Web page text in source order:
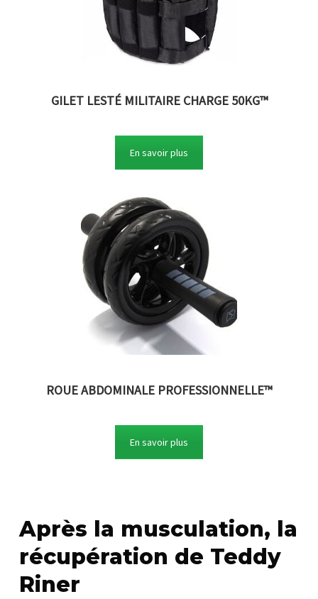
GILET LESTÉ MILITAIRE CHARGE 50KG™
En savoir plus
ROUE ABDOMINALE PROFESSIONNELLE™
En savoir plus
Après la musculation, la
récupération de Teddy
Riner